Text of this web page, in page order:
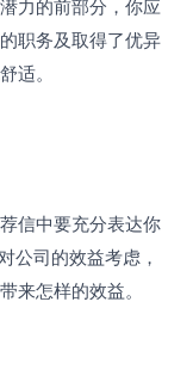
力的前部分，你应
职务及取得了优异
适。
信中要充分表达你
公司的效益考虑，
来怎样的效益。